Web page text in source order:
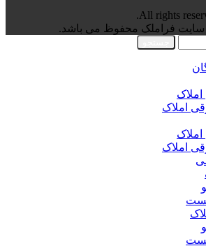
فراملک محفوظ می باشد.
املاک
املاک